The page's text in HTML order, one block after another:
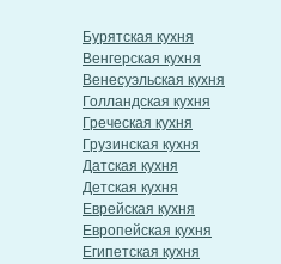
Бурятская кухня
Венгерская кухня
Венесуэльская кухня
Голландская кухня
Греческая кухня
Грузинская кухня
Датская кухня
Детская кухня
Еврейская кухня
Европейская кухня
Египетская кухня